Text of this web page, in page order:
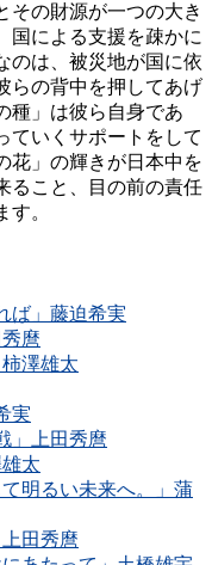
その財源が一つの大き
国による支援を疎かに
のは、被災地が国に依
らの背中を押してあげ
種」は彼ら自身であ
ていくサポートをして
花」の輝きが日本中を
ること、目の前の責任
。
ば」藤迫希実
麿
澤雄太
実
」上田秀麿
太
明るい未来へ。」蒲
田秀麿